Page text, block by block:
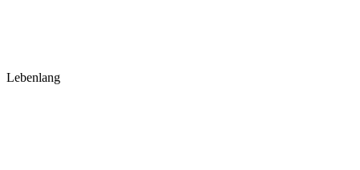
Lebenlang